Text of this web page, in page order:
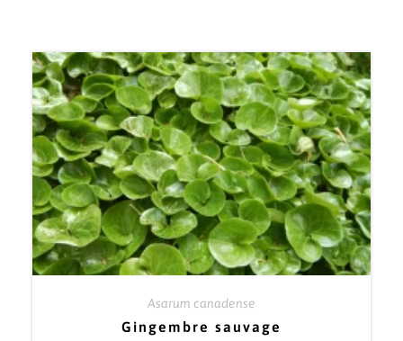
Asarum canadense
Gingembre sauvage